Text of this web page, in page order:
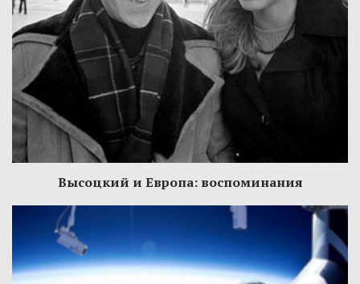
Высоцкий и Европа: воспоминания